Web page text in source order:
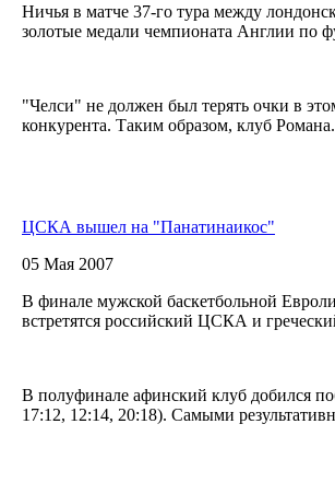
Ничья в матче 37-го тура между
золотые медали чемпионата Англии по
"Челси" не должен был терять очки в
конкурента. Таким образом, клуб
ЦСКА вышел на "Панатинаикос"
05 Мая 2007
В финале мужской баскетбольной
встретятся российский ЦСКА и
В полуфинале афинский клуб добился
17:12, 12:14, 20:18). Самыми